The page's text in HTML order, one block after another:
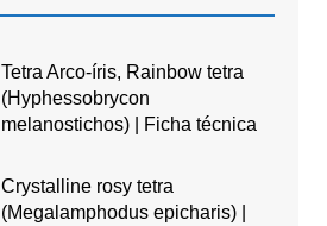
Tetra Arco-íris, Rainbow tetra
(Hyphessobrycon
melanostichos) | Ficha técnica
Crystalline rosy tetra
(Megalamphodus epicharis) |